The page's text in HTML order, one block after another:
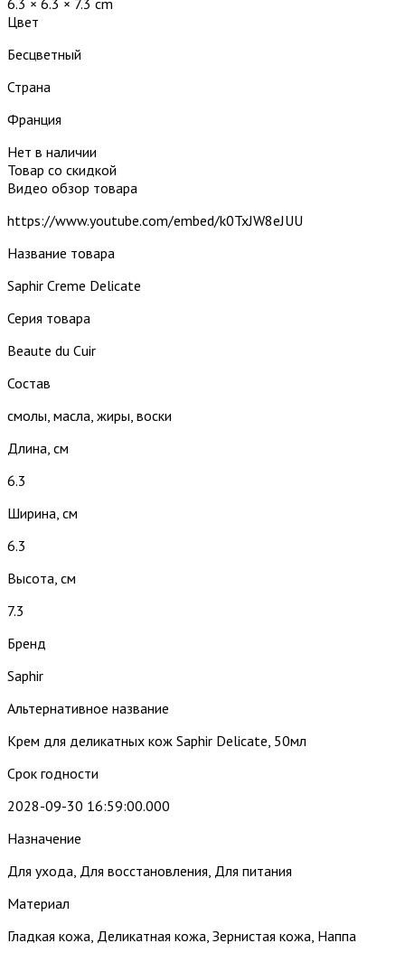
Цвет
Бесцветный
Страна
Франция
Нет в наличии
Товар со скидкой
Видео обзор товара
https://www.youtube.com/embed/k0TxJW8eJUU
Название товара
Saphir Creme Delicate
Серия товара
Beaute du Cuir
Состав
смолы, масла, жиры, воски
Длина, см
6.3
Ширина, см
6.3
Высота, см
7.3
Бренд
Saphir
Альтернативное название
Крем для деликатных кож Saphir Delicate, 50мл
Срок годности
2028-09-30 16:59:00.000
Назначение
Для ухода, Для восстановления, Для питания
Материал
Гладкая кожа, Деликатная кожа, Зернистая кожа, Наппа